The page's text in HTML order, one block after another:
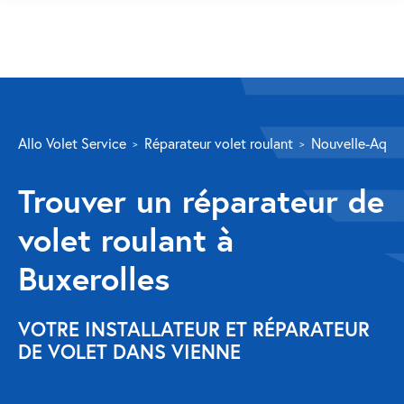
Volet roulant
Réparation
Volet roulant Velux
Au-delà de la fenêtre
Réparation store banne
Réparation portail
Allo Volet Service Réparateur volet roulant Nouvelle-
Trouver un réparateur de
volet roulant à
Buxerolles
VOTRE INSTALLATEUR ET RÉPARATEUR
DE VOLET DANS VIENNE